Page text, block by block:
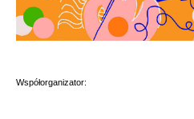
Współorganizator: